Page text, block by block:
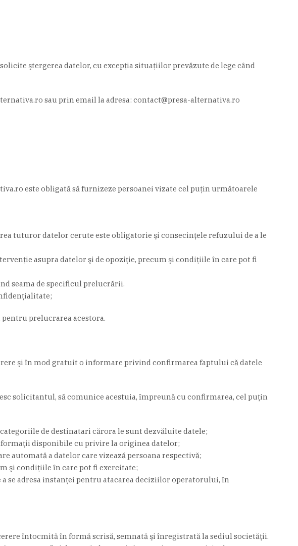
ştergerea datelor, cu excepţia situaţiilor prevăzute de lege când
sau prin email la adresa: contact@presa-alternativa.ro
este obligată să furnizeze persoanei vizate cel puţin următoarele
tuturor datelor cerute este obligatorie şi consecinţele refuzului de a le
asupra datelor şi de opoziţie, precum şi condiţiile în care pot fi
seama de specificul prelucrării.
prelucrarea acestora.
şi în mod gratuit o informare privind confirmarea faptului că datele
solicitantul, să comunice acestuia, împreună cu confirmarea, cel puţin
de destinatari cărora le sunt dezvăluite datele;
disponibile cu privire la originea datelor;
a datelor care vizează persoana respectivă;
şi condiţiile în care pot fi exercitate;
se adresa instanţei pentru atacarea deciziilor operatorului, în
întocmită în formă scrisă, semnată şi înregistrată la sediul societăţii.